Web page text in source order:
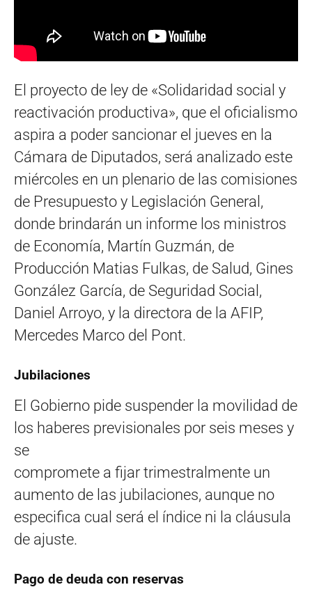
El proyecto de ley de «Solidaridad social y
reactivación productiva», que el oficialismo
aspira a poder sancionar el jueves en la
Cámara de Diputados, será analizado este
miércoles en un plenario de las comisiones
de Presupuesto y Legislación General,
donde brindarán un informe los ministros
de Economía, Martín Guzmán, de
Producción Matias Fulkas, de Salud, Gines
González García, de Seguridad Social,
Daniel Arroyo, y la directora de la AFIP,
Mercedes Marco del Pont.
Jubilaciones
El Gobierno pide suspender la movilidad de
los haberes previsionales por seis meses y
se
compromete a fijar trimestralmente un
aumento de las jubilaciones, aunque no
especifica cual será el índice ni la cláusula
de ajuste.
Pago de deuda con reservas